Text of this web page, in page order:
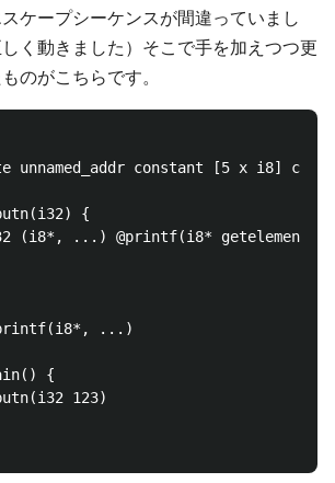
スケープシーケンスが間違っていまし
く動きました）そこで手を加えつつ更
のがこちらです。
unnamed_addr constant [5 x i8]
{
(i8*, ...) @printf(i8*
...)
{
123)